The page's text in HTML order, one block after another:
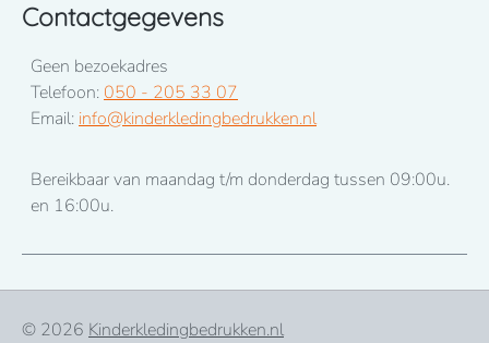
Contactgegevens
Geen bezoekadres
Telefoon: 050 - 205 33 07
Email: info@kinderkledingbedrukken.nl
Bereikbaar van maandag t/m donderdag tussen 09:00u.
en 16:00u.
© 2026 Kinderkledingbedrukken.nl